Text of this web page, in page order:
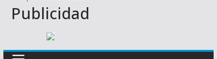
Publicidad